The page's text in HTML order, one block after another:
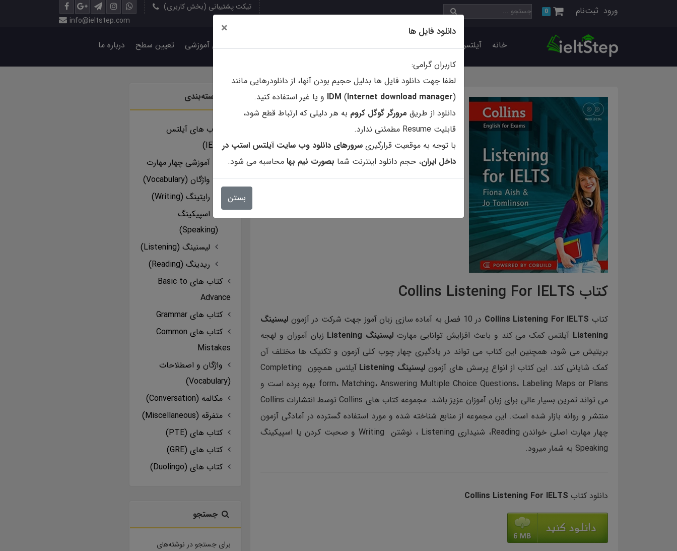
ورود ثبت‌نام 0
تیکت پشتیبانی (بخش کاربری)
info@ieltstep.com
خانه آیلتس استپ کتاب ها نشریات و مجلات فروشگاه محصولات نرم افزارهای آموزشی تعیین سطح درباره ما
کتاب Collins Listening For IELTS
کتاب Collins Listening For IELTS در 10 فصل به آماده سازی زبان آموز جهت شرکت در آزمون
لیسنینگ
Listening آیلتس کمک می کند و باعث افزایش توانایی مهارت لیسنینگ Listening
زبان آموزان و لهجه
بریتیش می شود، همچنین این کتاب می تواند در یادگیری چهار چوب کلی آزمون و تکنیک ها مختلف آن
کمک شایانی کند. این کتاب از انواع پرسش های آزمون لیسنینگ Listening
آیلتس همچون Completing
form، Matching، Answering Multiple Choice Questions، Labeling Maps or Plans بهره برده است و
می تواند تمرین بسیار عالی برای زبان آموزان عزیز باشد. مجموعه کتاب های Collins توسط انتشارات Collins
منتشر و روانه بازار شده است. این مجموعه از منابع شناخته شده و مورد استفاده گسترده در آمادگی آزمون
چهار مهارت اصلی خواندن Reading، شنیداری Listening ، نوشتن Writing و صحبت کردن یا اسپیکینگ
Speaking به شمار میرود.
دانلود کتاب
دسته‌بندی
کتاب های آیلتس
(IELTS)
آموزشی چهار مهارت
واژگان (Vocabulary)
رایتینگ (Writing)
اسپیکینگ
(Speaking)
لیسنینگ (Listening)
ریدینگ (Reading)
کتاب های Basic to
Advance
کتاب های Grammar
کتاب های Common
Mistakes
واژگان و اصطلاحات
(Vocabulary)
مکالمه (Conversation)
متفرقه (Miscellaneous)
کتاب های (PTE)
کتاب های (GRE)
کتاب های (Duolingo)
جستجو
برای جستجو در نوشته‌های
دانلود فایل ها ×
کاربران گرامی:
لطفا جهت دانلود فایل ها بدلیل حجیم بودن آنها، از دانلودرهایی مانند
(
Internet download manager
)
IDM و یا غیر استفاده کنید.
دانلود از طریق مرورگر گوگل کروم به هر دلیلی که ارتباط قطع شود،
قابلیت Resume مطمئنی ندارد.
با توجه به موقعیت قرارگیری سرورهای دانلود وب سایت آیلتس استپ در
داخل ایران، حجم دانلود اینترنت شما بصورت نیم بها محاسبه می شود.
بستن